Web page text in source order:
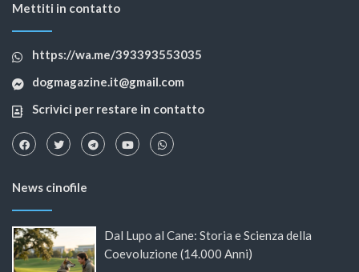
Mettiti in contatto
https://wa.me/393393553035
dogmagazine.it@gmail.com
Scrivici per restare in contatto
News cinofile
Dal Lupo al Cane: Storia e Scienza della
Coevoluzione (14.000 Anni)